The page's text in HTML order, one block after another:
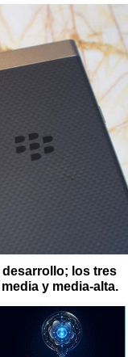
desarrollo; los tres
y media-alta.